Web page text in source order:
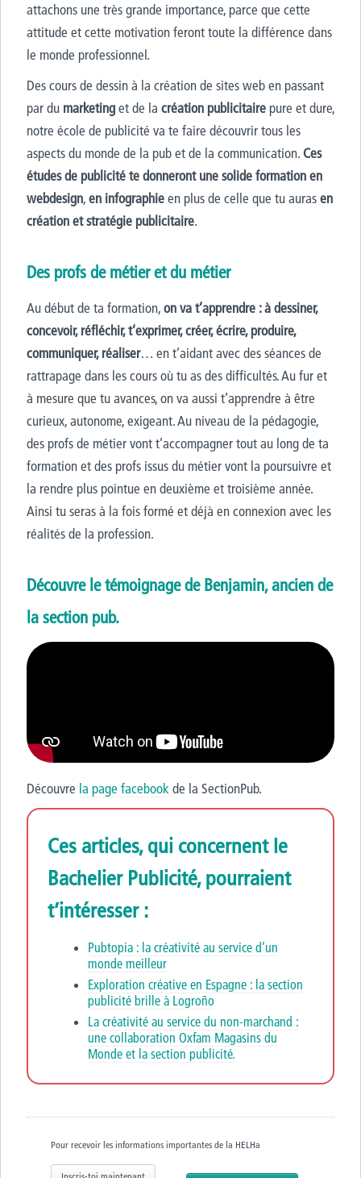
attachons une très grande importance, parce que cette
attitude et cette motivation feront toute la différence dans
le monde professionnel.
Des cours de dessin à la création de sites web en passant
par du marketinget de la création publicitairepure et dure,
notre école de publicité va te faire découvrir tous les
aspects du monde de la pub et de la communication.Ces
études de publicité te donneront une solide formation en
webdesign,en infographieen plus de celle que tu aurasen
création et stratégie publicitaire.
Des profs de métier et du métier
Au début de ta formation,on vat’apprendre :àdessiner,
concevoir, réfléchir, t’exprimer, créer, écrire, produire,
communiquer, réaliser… en t’aidant avec des séances de
rattrapage dans les cours où tu as des difficultés. Au fur et
à mesure que tu avances, on va aussi t’apprendre à être
curieux, autonome, exigeant. Au niveau de la pédagogie,
des profs de métier vont t’accompagner tout au long de ta
formation et des profs issus du métier vont la poursuivre et
la rendre plus pointue endeuxième et troisième année.
Ainsi tu seras à la fois formé et déjà en connexion avec les
réalités de la profession.
Découvre le témoignage de Benjamin, ancien de
la section pub.
Découvre la page facebook de la SectionPub.
Ces articles, qui concernent le
Bachelier Publicité, pourraient
t’intéresser :
Pubtopia : la créativité au service d’un
monde meilleur
Exploration créative en Espagne : la section
publicité brille à Logroño
La créativité au service du non-marchand :
une collaboration Oxfam Magasins du
Monde et la section publicité.
Pour recevoir les informations importantes de la HELHa